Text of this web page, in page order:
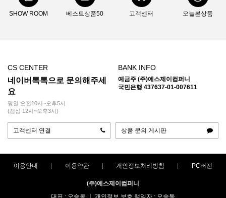
SHOW ROOM 베스트상품50 고객센터 오늘본상품
CS CENTER
네이버톡톡으로 문의해주세
요
평일 오전10시~오후5시
(점심 12시~오후3시)
BANK INFO
예금주 (주)에스제이컴퍼니
국민은행 437637-01-007611
고객센터 연결 상품 문의 게시판
이용안내 이용약관 개인정보처리방침 PC버전
(주)에스제이컴퍼니